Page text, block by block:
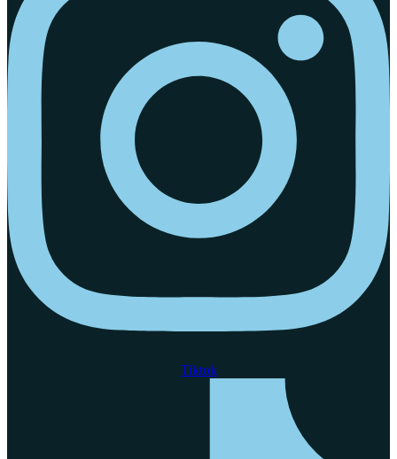
Tiktok